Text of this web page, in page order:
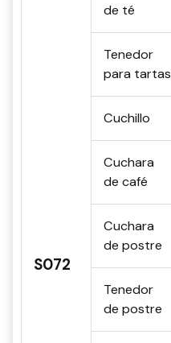
S072
de té
Tenedor
para tartas
Cuchillo
Cuchara
de café
Cuchara
de postre
Tenedor
de postre